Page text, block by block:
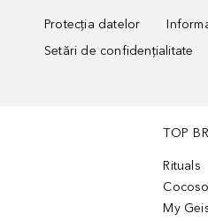
Protecția datelor
Setări de confidențialitate
TOP
Rituals
My